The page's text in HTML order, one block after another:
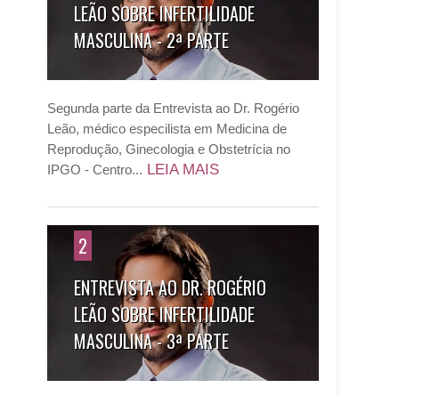
LEÃO SOBRE INFERTILIDADE
MASCULINA - 2ª PARTE
Segunda parte da Entrevista ao Dr. Rogério
Leão, médico especilista em Medicina de
Reprodução, Ginecologia e Obstetrícia no
IPGO - Centro... LEIA MAIS
2
ENTREVISTA AO DR. ROGÉRIO
LEÃO SOBRE INFERTILIDADE
MASCULINA - 3ª PARTE